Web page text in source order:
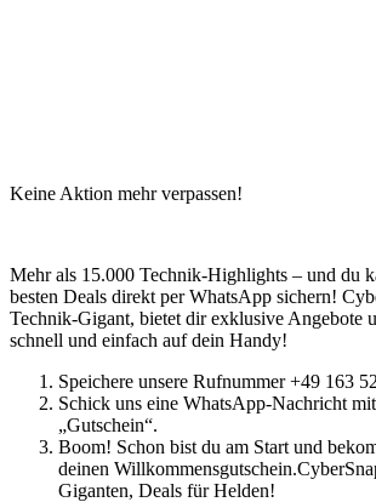
Keine Aktion mehr verpassen!
Mehr als 15.000 Technik-Highlights – und du
besten Deals direkt per WhatsApp sichern!
Technik-Gigant, bietet dir exklusive Angebote
schnell und einfach auf dein Handy!
Speichere unsere Rufnummer +49 163
Schick uns eine WhatsApp-Nachricht
„Gutschein“.
Boom! Schon bist du am Start und
deinen
Giganten, Deals für Helden!